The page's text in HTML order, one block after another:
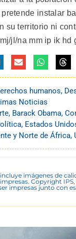
instalar
su territorio ni
jl/na mm ip ik hd
humanos,
Noticias
, Barack Obama,
, Estados
y Norte de África,
imágenes de
Copyright
impresas junto con